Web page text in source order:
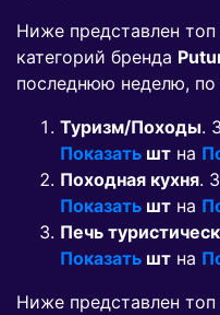
Ниже представлен
категорий бренда
последнюю неделю,
Туризм/Походы.
Показать шт на
Походная кухня.
Показать шт на
Печь
Показать шт на
Ниже представлен